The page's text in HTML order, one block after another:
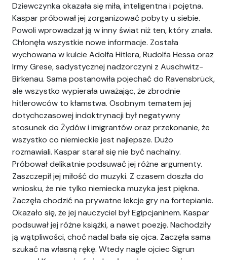
Dziewczynka okazała się miła, inteligentna i pojętna.
Kaspar próbował jej zorganizować pobyty u siebie.
Powoli wprowadzał ją w inny świat niż ten, który znała.
Chłonęła wszystkie nowe informacje. Została
wychowana w kulcie Adolfa Hitlera, Rudolfa Hessa oraz
Irmy Grese, sadystycznej nadzorczyni z Auschwitz-
Birkenau. Sama postanowiła pojechać do Ravensbrück,
ale wszystko wypierała uważając, że zbrodnie
hitlerowców to kłamstwa. Osobnym tematem jej
dotychczasowej indoktrynacji był negatywny
stosunek do Żydów i imigrantów oraz przekonanie, że
wszystko co niemieckie jest najlepsze. Dużo
rozmawiali. Kaspar starał się nie być nachalny.
Próbował delikatnie podsuwać jej różne argumenty.
Zaszczepił jej miłość do muzyki. Z czasem doszła do
wniosku, że nie tylko niemiecka muzyka jest piękna.
Zaczęła chodzić na prywatne lekcje gry na fortepianie.
Okazało się, że jej nauczyciel był Egipcjaninem. Kaspar
podsuwał jej różne książki, a nawet poezję. Nachodziły
ją wątpliwości, choć nadal bała się ojca. Zaczęła sama
szukać na własną rękę. Wtedy nagle ojciec Sigrun